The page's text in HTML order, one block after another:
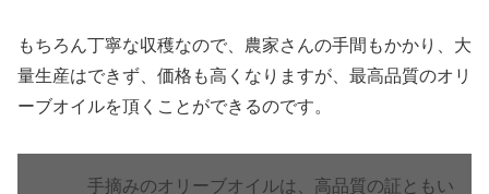
もちろん丁寧な収穫なので、農家さんの手間もかかり、大
量生産はできず、価格も高くなりますが、最高品質のオリ
ーブオイルを頂くことができるのです。
手摘みのオリーブオイルは、高品質の証ともい